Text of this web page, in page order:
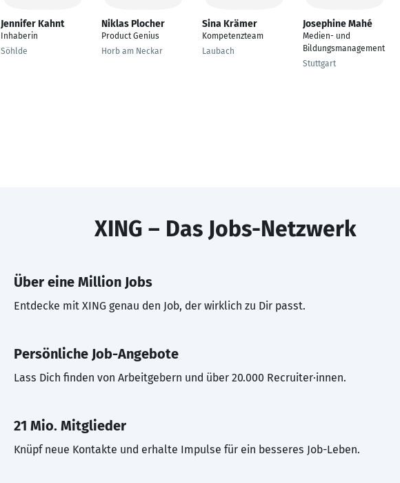
Jennifer Kahnt
Inhaberin
Söhlde
Niklas Plocher
Product Genius
Horb am Neckar
Sina Krämer
Kompetenzteam
Laubach
Josephine Mahé
Medien- und
Bildungsmanagement
Stuttgart
XING – Das Jobs-Netzwerk
Über eine Million Jobs
Entdecke mit XING genau den Job, der wirklich zu Dir passt.
Persönliche Job-Angebote
Lass Dich finden von Arbeitgebern und über 20.000 Recruiter·innen.
21 Mio. Mitglieder
Knüpf neue Kontakte und erhalte Impulse für ein besseres Job-Leben.